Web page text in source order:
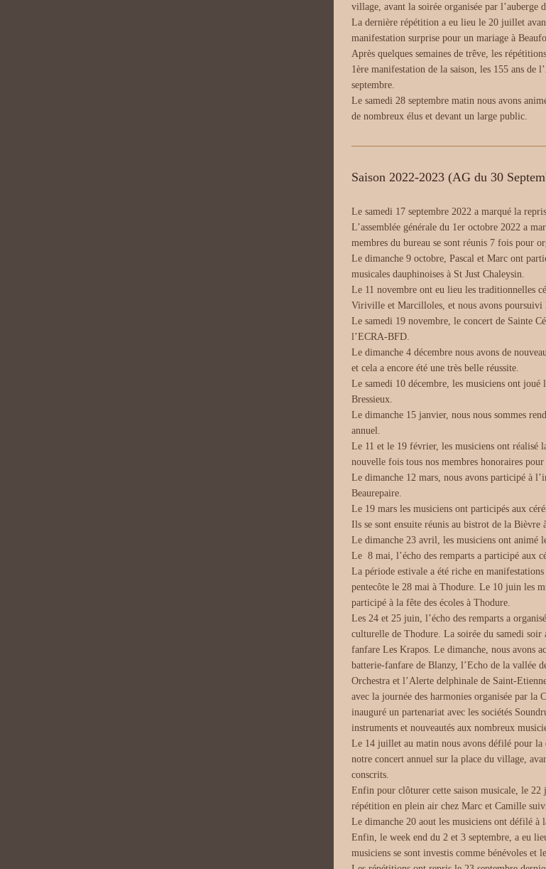
village, avant la soirée organisée par l’auberge
La dernière répétition a eu lieu le 20 juillet
manifestation surprise pour un mariage à
Après quelques semaines de trêve, les
1ère manifestation de la saison, les 155 ans de
septembre.
Le samedi 28 septembre matin nous avons
de nombreux élus et devant un large public.
Saison 2022-2023 (AG du 30
Le samedi 17 septembre 2022 a marqué la
L’assemblée générale du 1er octobre 2022 a
membres du bureau se sont réunis 7 fois pour
Le dimanche 9 octobre, Pascal et Marc ont
musicales dauphinoises à St Just Chaleysin.
Le 11 novembre ont eu lieu les traditionnelles
Viriville et Marcilloles, et nous avons poursuivi
Le samedi 19 novembre, le concert de Sainte
l’ECRA-BFD.
Le dimanche 4 décembre nous avons de
et cela a encore été une très belle réussite.
Le samedi 10 décembre, les musiciens ont
Bressieux.
Le dimanche 15 janvier, nous nous sommes
annuel.
Le 11 et le 19 février, les musiciens ont réalisé
nouvelle fois tous nos membres honoraires
Le dimanche 12 mars, nous avons participé à
Beaurepaire.
Le 19 mars les musiciens ont participés aux
Ils se sont ensuite réunis au bistrot de la
Le dimanche 23 avril, les musiciens ont animé
Le 8 mai, l’écho des remparts a participé aux
La période estivale a été riche en
pentecôte le 28 mai à Thodure. Le 10 juin les
participé à la fête des écoles à Thodure.
Les 24 et 25 juin, l’écho des remparts a
culturelle de Thodure. La soirée du samedi
fanfare Les Krapos. Le dimanche, nous avons
batterie-fanfare de Blanzy, l’Echo de la vallée
Orchestra et l’Alerte delphinale de Saint-
avec la journée des harmonies organisée par la
inauguré un partenariat avec les sociétés
instruments et nouveautés aux nombreux
Le 14 juillet au matin nous avons défilé pour
notre concert annuel sur la place du village,
conscrits.
Enfin pour clôturer cette saison musicale, le 22
répétition en plein air chez Marc et Camille
Le dimanche 20 aout les musiciens ont défilé à
Enfin, le week end du 2 et 3 septembre, a eu
musiciens se sont investis comme bénévoles et